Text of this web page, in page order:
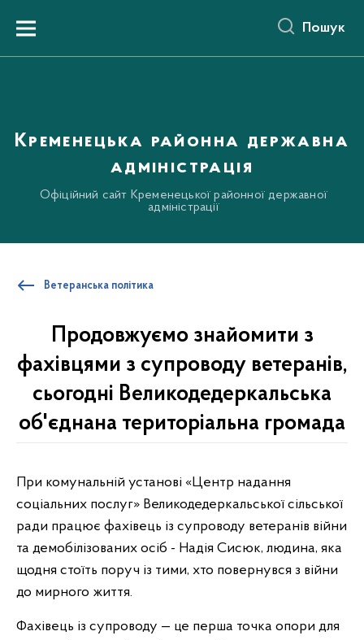
вмістуMenu Пошук
Кременецька районна державна
адміністрація
Офіційний сайт Кременецької районної державної
адміністрації
Ветеранська політика
Продовжуємо знайомити з
фахівцями з супроводу ветеранів,
сьогодні Великодедеркальська
об'єднана територіальна громада
При комунальній установі «Центр надання
соціальних послуг» Великодедеркальської сільської
ради працює фахівець із супроводу ветеранів війни
та демобілізованих осіб - Надія Сисюк, людина, яка
щодня стоїть поруч із тими, хто повернувся з війни
до мирного життя.
Фахівець із супроводу — це перша точка опори для